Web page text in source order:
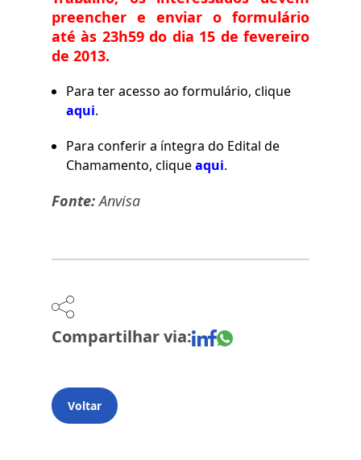
preencher e enviar o formulário
até às 23h59 do dia 15 de fevereiro
de 2013.
Para ter acesso ao formulário, clique
aqui.
Para conferir a íntegra do Edital de
Chamamento, cliqueaqui.
Fonte:Anvisa
Compartilhar via:
Voltar